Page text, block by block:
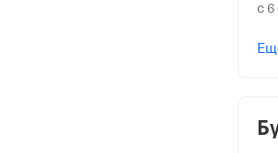
с 6
5